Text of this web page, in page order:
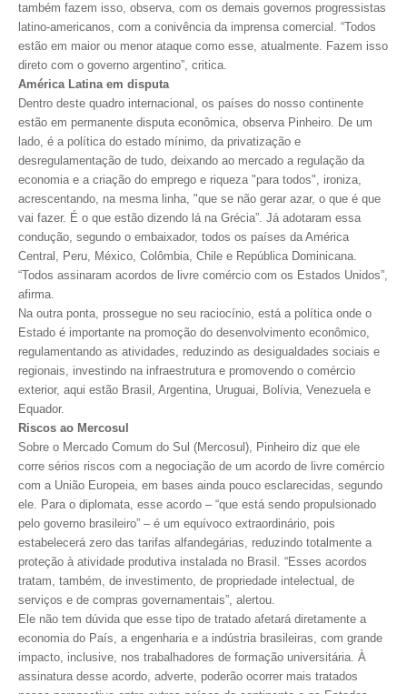
SEESP EDUCAÇÃO
PLATAFORMAS GRATUITAS
BENEFÍCIOS
APOSENTADORIA
CONVÊNIOS
PLANO DE SAÚDE
SEESPPREV
CAMPANHAS SALARIAIS
COMUNICAÇÃO
PALAVRA DO MURILO
NOTÍCIAS
CONTEÚDO ESPECIAL
JORNAL DO ENGENHEIRO
AGENDA
SEESP NOTÍCIAS
NOTÍCIAS NO WHATSAPP
FOTOS
também fazem isso, observa, com os demais governos progressistas
latino-americanos, com a conivência da imprensa comercial. “Todos
estão em maior ou menor ataque como esse, atualmente. Fazem isso
direto com o governo argentino”, critica.
América Latina em disputa
Dentro deste quadro internacional, os países do nosso continente
estão em permanente disputa econômica, observa Pinheiro. De um
lado, é a política do estado mínimo, da privatização e
desregulamentação de tudo, deixando ao mercado a regulação da
economia e a criação do emprego e riqueza "para todos", ironiza,
acrescentando, na mesma linha, "que se não gerar azar, o que é que
vai fazer. É o que estão dizendo lá na Grécia”. Já adotaram essa
condução, segundo o embaixador, todos os países da América
Central, Peru, México, Colômbia, Chile e República Dominicana.
“Todos assinaram acordos de livre comércio com os Estados Unidos”,
afirma.
Na outra ponta, prossegue no seu raciocínio, está a política onde o
Estado é importante na promoção do desenvolvimento econômico,
regulamentando as atividades, reduzindo as desigualdades sociais e
regionais, investindo na infraestrutura e promovendo o comércio
exterior, aqui estão Brasil, Argentina, Uruguai, Bolívia, Venezuela e
Equador.
Riscos ao Mercosul
Sobre o Mercado Comum do Sul (Mercosul), Pinheiro diz que ele
corre sérios riscos com a negociação de um acordo de livre comércio
com a União Europeia, em bases ainda pouco esclarecidas, segundo
ele. Para o diplomata, esse acordo – “que está sendo propulsionado
pelo governo brasileiro” – é um equívoco extraordinário, pois
estabelecerá zero das tarifas alfandegárias, reduzindo totalmente a
proteção à atividade produtiva instalada no Brasil. “Esses acordos
tratam, também, de investimento, de propriedade intelectual, de
serviços e de compras governamentais”, alertou.
Ele não tem dúvida que esse tipo de tratado afetará diretamente a
economia do País, a engenharia e a indústria brasileiras, com grande
impacto, inclusive, nos trabalhadores de formação universitária. À
assinatura desse acordo, adverte, poderão ocorrer mais tratados